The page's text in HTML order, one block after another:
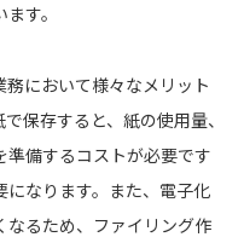
す。
において様々なメリット
保存すると、紙の使用量、
備するコストが必要です
なります。また、電子化
るため、ファイリング作